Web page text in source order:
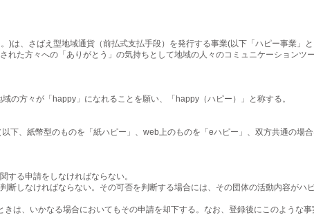
、さばえ型地域通貨（前払式支払手段）を発行する事業(以下「ハピー事業」と
た方々への「ありがとう」の気持ちとして地域の人々のコミュニケーションツ
方々が「happy」になれることを願い、「happy（ハピー）」と称する。
、紙幣型のものを「紙ハピー」、web上のものを「eハピー」、双方共通の場合
る申請をしなければならない。
なければならない。その可否を判断する場合には、その団体の活動内容がハピ
いかなる場合においてもその申請を却下する。なお、登録後にこのような